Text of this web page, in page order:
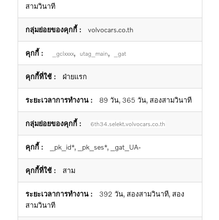
สามวินาที
volvocars.co.th
_gclxxxx, utag_main, _gat
ฝ่ายแรก
89 วัน, 365 วัน, สองสามวินาที
6th34.selekt.volvocars.co.th
_pk_id*, _pk_ses*, _gat_UA-
สาม
392 วัน, สองสามวินาที, สอง
สามวินาที